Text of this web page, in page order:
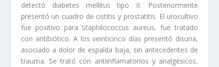
detectó diabetes mellitus tipo II. Posteriormente
presentó un cuadro de cistitis y prostatitis. El urocultivo
fue positivo para Staphilococcus aureus, fue tratado
con antibiótico. A los veinticinco días presentó disuria,
asociado a dolor de espalda baja, sin antecedentes de
trauma. Se trató con antiinflamatorios y analgésicos,